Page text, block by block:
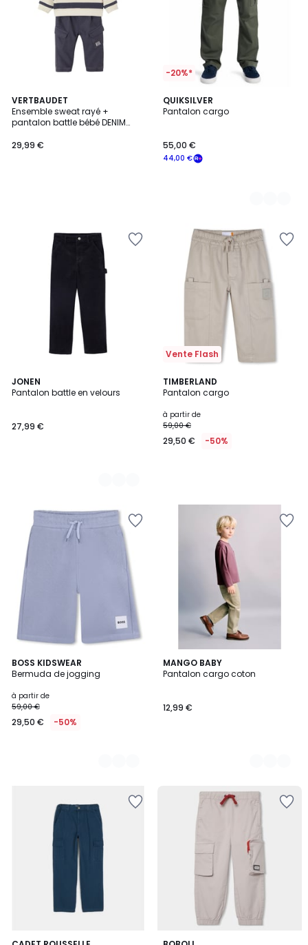
VERTBAUDET
Ensemble sweat rayé +
pantalon battle bébé DENIM
29,99 €
-20%*
QUIKSILVER
Pantalon cargo
44,00 €
55,00 €
3
Couleurs
JONEN
Pantalon battle en velours
27,99 €
2
Couleurs
Vente Flash
TIMBERLAND
Pantalon cargo
à partir de
59,00 €
29,50 € -50%
BOSS KIDSWEAR
Bermuda de jogging
à partir de
59,00 €
29,50 € -50%
5
Couleurs
MANGO BABY
Pantalon cargo coton
12,99 €
2
Couleurs